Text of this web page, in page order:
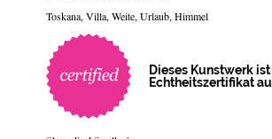
Toskana, Villa, Weite, Urlaub, Himmel
Dieses Kunstwerk
Echtheitszertifikat